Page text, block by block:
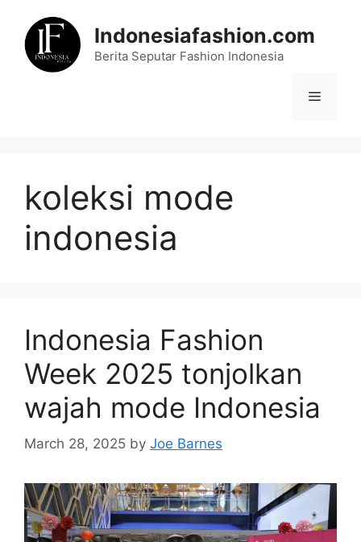
content
Indonesiafashion.com
Berita Seputar Fashion Indonesia
Menu
koleksi mode
indonesia
Indonesia Fashion
Week 2025 tonjolkan
wajah mode Indonesia
March 28, 2025 by Joe Barnes